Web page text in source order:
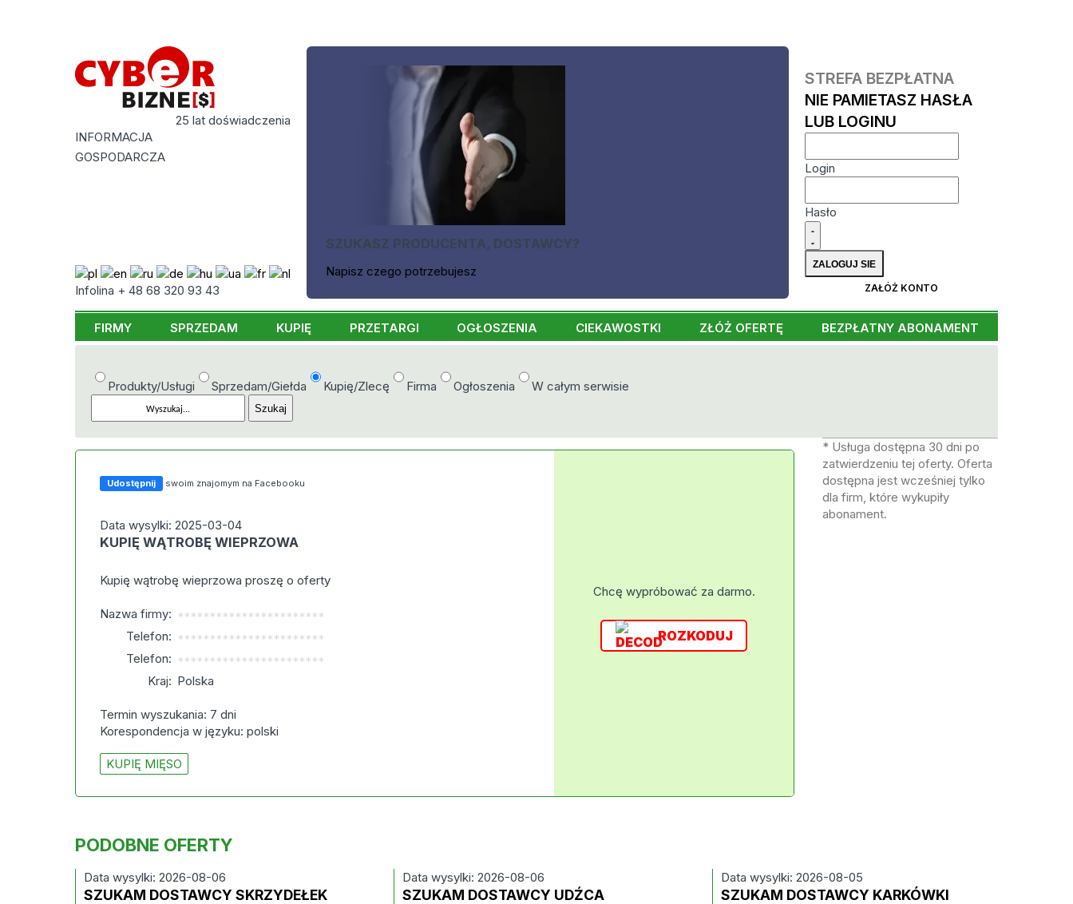
25 lat doświadczenia
INFORMACJA
GOSPODARCZA
Infolina + 48 68 320 93 43
SZUKASZ PRODUCENTA, DOSTAWCY?
Napisz czego potrzebujesz
STREFA BEZPŁATNA
NIE PAMIETASZ HASŁA
LUB LOGINU
Login
Hasło
ZAŁÓŻ KONTO
FIRMY SPRZEDAM KUPIĘ PRZETARGI OGŁOSZENIA CIEKAWOSTKI ZŁÓŻ OFERTĘ BEZPŁATNY ABONAMENT
Produkty/Usługi Sprzedam/Giełda Kupię/Zlecę Firma Ogłoszenia W całym serwisie
Udostępnij swoim znajomym na Facebooku
Data wysylki: 2025-03-04
KUPIĘ WĄTROBĘ WIEPRZOWA
Kupię wątrobę wieprzowa proszę o oferty
Nazwa firmy: ***********************
Telefon: ***********************
Telefon: ***********************
Kraj: Polska
Termin wyszukania: 7 dni
Korespondencja w języku: polski
KUPIĘ MIĘSO
Chcę wypróbować za darmo.
ROZKODUJ
* Usługa dostępna 30 dni po
zatwierdzeniu tej oferty. Oferta
dostępna jest wcześniej tylko
dla firm, które wykupiły
abonament.
PODOBNE OFERTY
Data wysylki: 2026-08-06
SZUKAM DOSTAWCY SKRZYDEŁEK
Data wysylki: 2026-08-06
SZUKAM DOSTAWCY UDŹCA
Data wysylki: 2026-08-05
SZUKAM DOSTAWCY KARKÓWKI